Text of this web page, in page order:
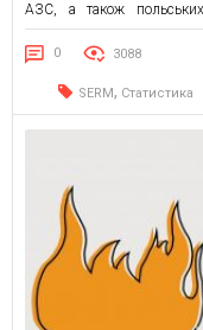
АЗС, а також
медіааналітика ринку
2022 року ринок
0 3088
SERM, Статистика